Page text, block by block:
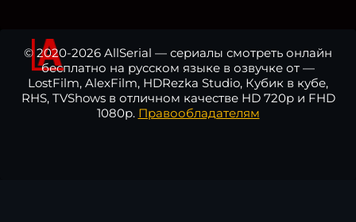
© 2020-2026 AllSerial — сериалы смотреть онлайн
бесплатно на русском языке в озвучке от —
LostFilm, AlexFilm, HDRezka Studio, Кубик в кубе,
RHS, TVShows в отличном качестве HD 720p и FHD
1080p. Правообладателям